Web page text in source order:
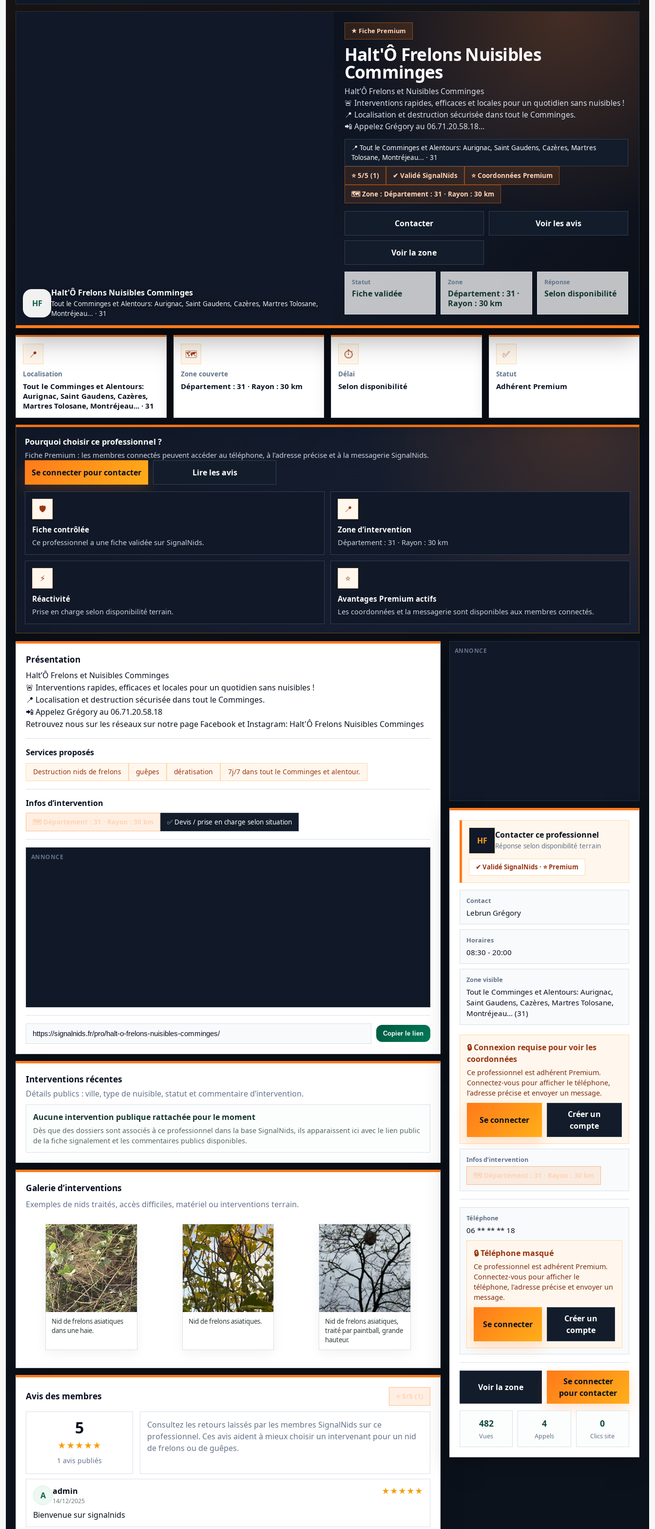
HF
Halt'Ô Frelons Nuisibles Comminges
Tout le Comminges et Alentours: Aurignac, Saint Gaudens, Cazères, Martres Tolosane,
Montréjeau... · 31
★ Fiche Premium
Halt'Ô Frelons Nuisibles
Comminges
Halt’Ô Frelons et Nuisibles Comminges
🚨 Interventions rapides, efficaces et locales pour un quotidien sans nuisibles !
📍 Localisation et destruction sécurisée dans tout le Comminges.
📲 Appelez Grégory au 06.71.20.58.18
Retrouvez nous sur les réseaux sur notre page Facebook et Instagram: Halt'Ô
Frelons Nuisibles Comminges
📍 Tout le Comminges et Alentours: Aurignac, Saint Gaudens, Cazères, Martres
Tolosane, Montréjeau... · 31
⭐ 5/5 (1) ✔ Validé SignalNids ⭐ Coordonnées Premium
🗺️ Zone : Département : 31 · Rayon : 30 km
Contacter Voir les avis
Voir la zone
Statut
Fiche validée
Zone
Département : 31 ·
Rayon : 30 km
Réponse
Selon disponibilité
📍
Localisation
Tout le Comminges et Alentours:
Aurignac, Saint Gaudens, Cazères,
Martres Tolosane, Montréjeau... · 31
🗺️
Zone couverte
Département : 31 · Rayon : 30 km
⏱️
Délai
Selon disponibilité
✅
Statut
Adhérent Premium
Pourquoi choisir ce professionnel ?
Fiche Premium : les membres connectés peuvent accéder au téléphone, à l’adresse précise et à la messagerie SignalNids.
Se connecter pour contacter Lire les avis
🛡️
Fiche contrôlée
Ce professionnel a une fiche validée sur SignalNids.
📍
Zone d’intervention
Département : 31 · Rayon : 30 km
⚡
Réactivité
Prise en charge selon disponibilité terrain.
⭐
Avantages Premium actifs
Les coordonnées et la messagerie sont disponibles aux membres connectés.
Présentation
Halt’Ô Frelons et Nuisibles Comminges
🚨 Interventions rapides, efficaces et locales pour un quotidien sans nuisibles !
📍 Localisation et destruction sécurisée dans tout le Comminges.
📲 Appelez Grégory au 06.71.20.58.18
Retrouvez nous sur les réseaux sur notre page Facebook et Instagram: Halt'Ô Frelons Nuisibles Comminges
Services proposés
Destruction nids de frelons guêpes dératisation 7j/7 dans tout le Comminges et alentour.
Infos d’intervention
🗺️ Département : 31 · Rayon : 30 km ✅ Devis / prise en charge selon situation
ANNONCE
Copier le lien
Interventions récentes
Détails publics : ville, type de nuisible, statut et commentaire d’intervention.
Aucune intervention publique rattachée pour le moment
Dès que des dossiers sont associés à ce professionnel dans la base SignalNids, ils apparaissent ici avec le lien public
de la fiche signalement et les commentaires publics disponibles.
Galerie d’interventions
Exemples de nids traités, accès difficiles, matériel ou interventions terrain.
Nid de frelons asiatiques
dans une haie.
Nid de frelons asiatiques.
Nid de frelons asiatiques,
traité par paintball, grande
hauteur.
Avis des membres ⭐ 5/5 (1)
5
★★★★★
1 avis publiés
Consultez les retours laissés par les membres SignalNids sur ce
professionnel. Ces avis aident à mieux choisir un intervenant pour un nid
de frelons ou de guêpes.
A admin
14/12/2025
★★★★★
Bienvenue sur signalnids
ANNONCE
HF
Contacter ce professionnel
Réponse selon disponibilité terrain
✔ Validé SignalNids · ⭐ Premium
Contact
Lebrun Grégory
Horaires
08:30 - 20:00
Zone visible
Tout le Comminges et Alentours: Aurignac,
Saint Gaudens, Cazères, Martres Tolosane,
Montréjeau... (31)
🔒 Connexion requise pour voir les
coordonnées
Ce professionnel est adhérent Premium.
Connectez-vous pour afficher le téléphone,
l’adresse précise et envoyer un message.
Se connecter
Créer un
compte
Infos d’intervention
🗺️ Département : 31 · Rayon : 30 km
Téléphone
06 ** ** ** 18
🔒 Téléphone masqué
Ce professionnel est adhérent Premium.
Connectez-vous pour afficher le
téléphone, l’adresse précise et envoyer un
message.
Se connecter
Créer un
compte
Voir la zone
Se connecter
pour contacter
482
Vues
4
Appels
0
Clics site